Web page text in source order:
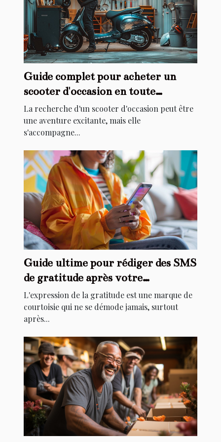
Guide complet pour acheter un
scooter d'occasion en toute
sécurité
La recherche d'un scooter d'occasion peut être
une aventure excitante, mais elle
s'accompagne...
Guide ultime pour rédiger des SMS
de gratitude après votre
anniversaire
L'expression de la gratitude est une marque de
courtoisie qui ne se démode jamais, surtout
après...